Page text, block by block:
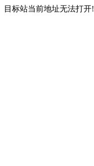
目标站当前地址无法打开!